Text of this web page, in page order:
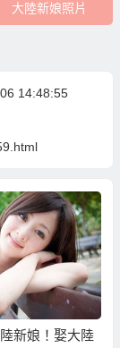
大陸新娘照片
14:48:55
新娘！娶大陸